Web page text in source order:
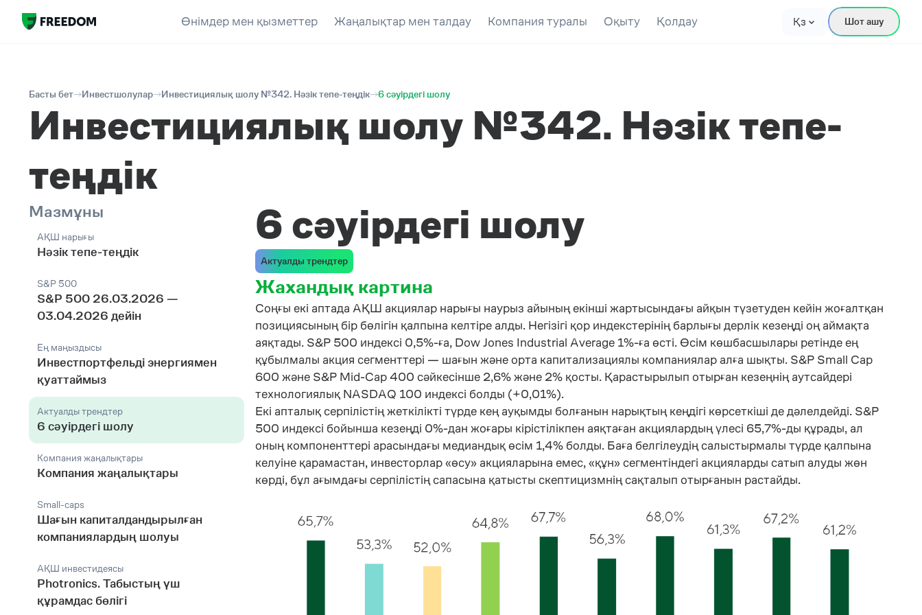
Өнімдер мен қызметтер Жаңалықтар мен талдау Компания туралы Оқыту Қолдау Қз Шот ашу
Басты бет Инвестшолулар Инвестициялық шолу №342. Нәзік тепе-теңдік 6 сәуірдегі шолу
Инвестициялық шолу №342. Нәзік тепе-
теңдік
Мазмұны
АҚШ нарығы
Нәзік тепе-теңдік
S&P 500
S&P 500 26.03.2026 —
03.04.2026 дейін
Ең маңыздысы
Инвестпортфельді энергиямен
қуаттаймыз
Актуалды трендтер
6 сәуірдегі шолу
Компания жаңалықтары
Компания жаңалықтары
Small-caps
Шағын капиталдандырылған
компаниялардың шолуы
АҚШ инвестидеясы
Photronics. Табыстың үш
құрамдас бөлігі
6 сәуірдегі шолу
Актуалды трендтер
Жахандық картина
Соңғы екі аптада АҚШ акциялар нарығы наурыз айының екінші жартысындағы айқын түзетуден кейін жоғалтқан
позициясының бір бөлігін қалпына келтіре алды. Негізігі қор индекстерінің барлығы дерлік кезеңді оң аймақта
аяқтады. S&P 500 индексі 0,5%-ға, Dow Jones Industrial Average 1%-ға өсті. Өсім көшбасшылары ретінде ең
құбылмалы акция сегменттері — шағын және орта капитализациялы компаниялар алға шықты. S&P Small Cap
600 және S&P Mid-Cap 400 сәйкесінше 2,6% және 2% қосты. Қарастырылып отырған кезеңнің аутсайдері
технологиялық NASDAQ 100 индексі болды (+0,01%).
Екі апталық серпілістің жеткілікті түрде кең ауқымды болғанын нарықтың кеңдігі көрсеткіші де дәлелдейді. S&P
500 индексі бойынша кезеңді 0%-дан жоғары кірістілікпен аяқтаған акциялардың үлесі 65,7%-ды құрады, ал
оның компоненттері арасындағы медиандық өсім 1,4% болды. Баға белгілеудің салыстырмалы түрде қалпына
келуіне қарамастан, инвесторлар «өсу» акцияларына емес, «құн» сегментіндегі акцияларды сатып алуды жөн
көрді, бұл ағымдағы серпілістің сапасына қатысты скептицизмнің сақталып отырғанын растайды.